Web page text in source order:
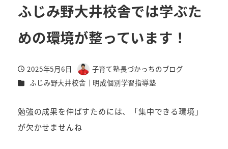
ふじみ野大井校舎では学ぶた
めの環境が整っています！
投稿日
2025年5月6日
著
者
子育て塾長づかっちのブログ
カテゴリー
ふじみ野大井校舎｜明成個別学習指導塾
勉強の成果を伸ばすためには、「集中できる環境」
が欠かせませんね